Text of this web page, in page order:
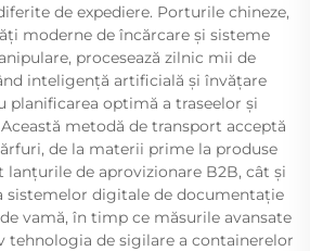
de expediere. Porturile chineze,
moderne de încărcare și sisteme
procesează zilnic mii de
inteligență artificială și învățare
planificarea optimă a traseelor și
metodă de transport acceptă
de la materii prime la produse
de aprovizionare B2B, cât și
sistemelor digitale de documentație
vamă, în timp ce măsurile avansate
tehnologia de sigilare a containerelor